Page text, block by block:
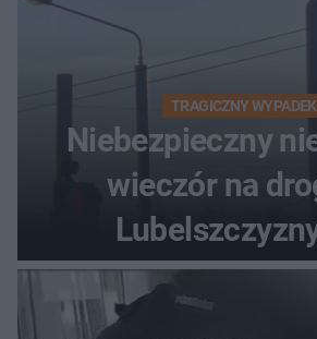
TRAGICZNY WYPADEK
Niebezpieczny
wieczór na
nieudanym
wyprzedzania